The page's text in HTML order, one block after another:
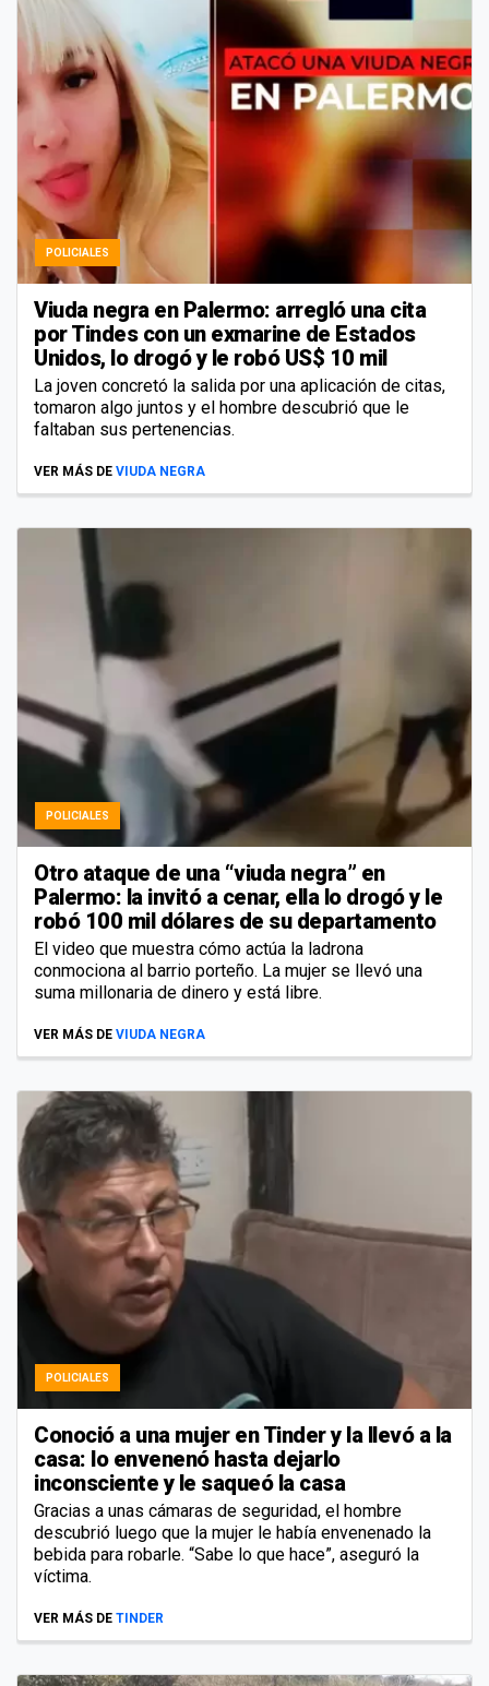
POLICIALES
Viuda negra en Palermo: arregló una cita
por Tindes con un exmarine de Estados
Unidos, lo drogó y le robó US$ 10 mil
La joven concretó la salida por una aplicación de citas,
tomaron algo juntos y el hombre descubrió que le
faltaban sus pertenencias.
VER MÁS DE VIUDA NEGRA
POLICIALES
Otro ataque de una “viuda negra” en
Palermo: la invitó a cenar, ella lo drogó y le
robó 100 mil dólares de su departamento
El video que muestra cómo actúa la ladrona
conmociona al barrio porteño. La mujer se llevó una
suma millonaria de dinero y está libre.
VER MÁS DE VIUDA NEGRA
POLICIALES
Conoció a una mujer en Tinder y la llevó a la
casa: lo envenenó hasta dejarlo
inconsciente y le saqueó la casa
Gracias a unas cámaras de seguridad, el hombre
descubrió luego que la mujer le había envenenado la
bebida para robarle. “Sabe lo que hace”, aseguró la
víctima.
VER MÁS DE TINDER